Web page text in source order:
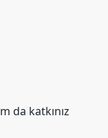
da katkınız